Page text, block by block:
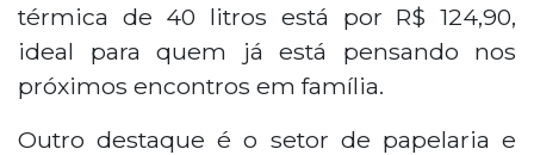
térmica de 40 litros está por R$ 124,90,
ideal para quem já está pensando nos
próximos encontros em família.
Outro destaque é o setor de papelaria e